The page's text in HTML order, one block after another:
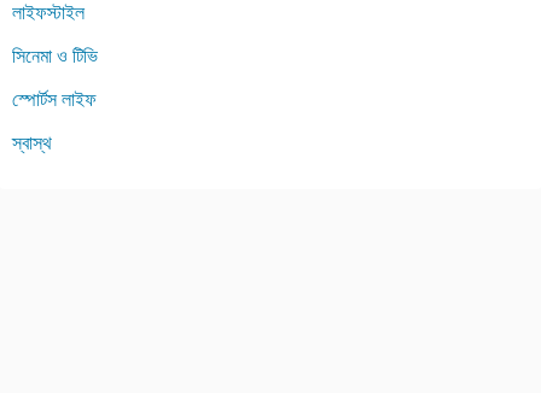
লাইফস্টাইল
সিনেমা ও টিভি
স্পোর্টস লাইফ
স্বাস্থ